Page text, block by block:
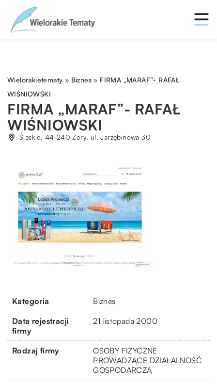
Wielorakietematy » Biznes » FIRMA „MARAF”- RAFAŁ
WIŚNIOWSKI
FIRMA „MARAF”- RAFAŁ
WIŚNIOWSKI
Śląskie, 44-240 Żory, ul. Jarzębinowa 30
Kategoria Biznes
Data rejestracji
firmy
21 listopada 2000
Rodzaj firmy
OSOBY FIZYCZNE
PROWADZĄCE DZIAŁALNOŚĆ
GOSPODARCZĄ